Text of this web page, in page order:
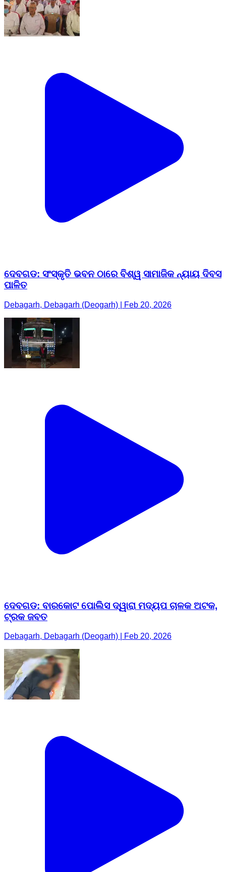
ଦେବଗଡ: ସଂସ୍କୃତି ଭବନ ଠାରେ ବିଶ୍ୱ ସାମାଜିକ ନ୍ୟାୟ ଦିବସ
ପାଳିତ
Debagarh, Debagarh (Deogarh) | Feb 20, 2026
ଦେବଗଡ: ବାରକୋଟ ପୋଲିସ ଦ୍ୱାରା ମଦ୍ୟପ ଚାଳକ ଅଟକ,
ଟ୍ରକ ଜବତ
Debagarh, Debagarh (Deogarh) | Feb 20, 2026